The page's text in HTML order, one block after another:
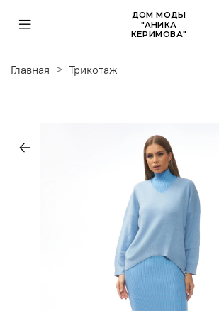
ДОМ МОДЫ
"АНИКА
КЕРИМОВА"
Главная Трикотаж